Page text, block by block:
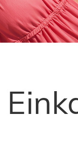
Mehr Entdecken